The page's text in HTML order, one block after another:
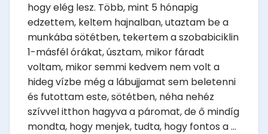
hogy elég lesz. Több, mint 5 hónapig
edzettem, keltem hajnalban, utaztam be a
munkába sötétben, tekertem a szobabiciklin
1-másfél órákat, úsztam, mikor fáradt
voltam, mikor semmi kedvem nem volt a
hideg vízbe még a lábujjamat sem beletenni
és futottam este, sötétben, néha nehéz
szívvel itthon hagyva a páromat, de ő mindíg
mondta, hogy menjek, tudta, hogy fontos a ...